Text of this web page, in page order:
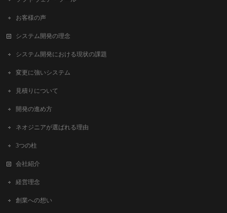
お客様の声
システム開発の理念
システム開発における現状の課題
変更に強いシステム
見積りについて
開発の進め方
ネオジニアが選ばれる理由
3つの柱
会社紹介
経営理念
創業への想い